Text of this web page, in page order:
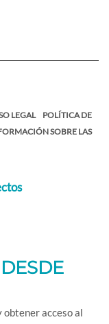
LEGAL
POLÍTICA DE
SOBRE LAS
obtener acceso al